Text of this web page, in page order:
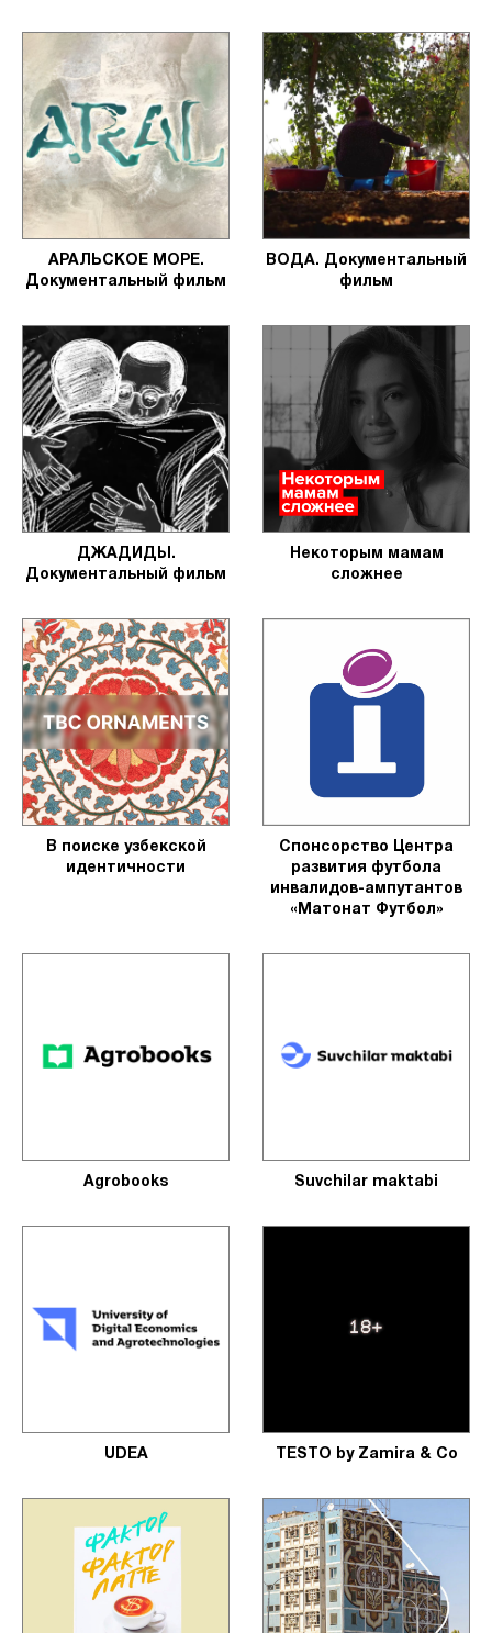
АРАЛЬСКОЕ МОРЕ.
Документальный фильм
ВОДА. Документальный
фильм
ДЖАДИДЫ.
Документальный фильм
Некоторым мамам
сложнее
В поиске узбекской
идентичности
Спонсорство Центра
развития футбола
инвалидов-ампутантов
«Матонат Футбол»
Agrobooks Suvchilar maktabi
UDEA TESTO by Zamira & Co